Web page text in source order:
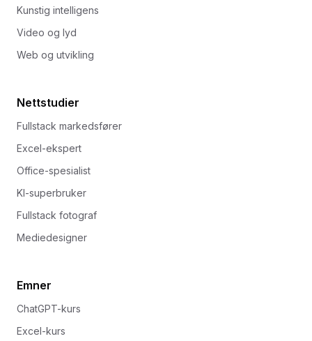
Kunstig intelligens
Video og lyd
Web og utvikling
Nettstudier
Fullstack markedsfører
Excel-ekspert
Office-spesialist
KI-superbruker
Fullstack fotograf
Mediedesigner
Emner
ChatGPT-kurs
Excel-kurs